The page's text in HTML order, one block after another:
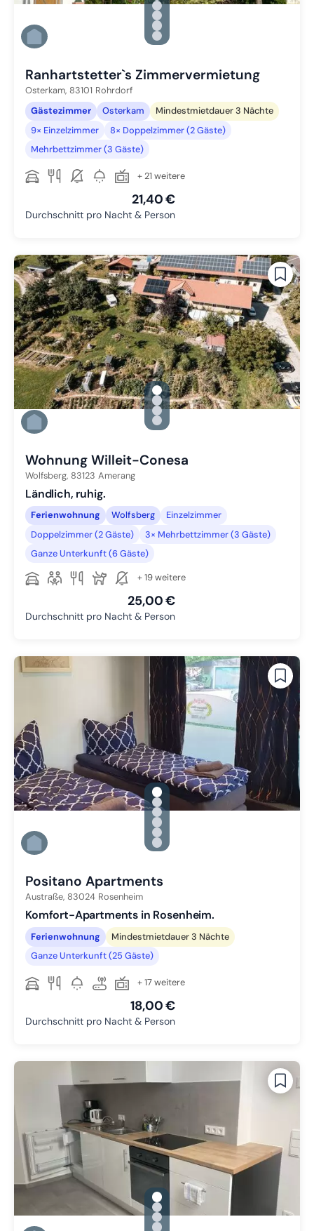
Zu Slide 2 wechseln
Zu Slide 3 wechseln
Zu Slide 4 wechseln
Zu Slide 5 wechseln
Zu Slide 6 wechseln
Ranhartstetter`s Zimmervermietung
Osterkam, 83101 Rohrdorf
Gästezimmer
Osterkam
Mindestmietdauer 3 Nächte
9× Einzelzimmer
8× Doppelzimmer (2 Gäste)
Mehrbettzimmer (3 Gäste)
+ 21 weitere
21,40 €
Durchschnitt pro Nacht & Person
gallery.slide_selector
Zu Slide 1 wechseln
Zu Slide 2 wechseln
Zu Slide 3 wechseln
Zu Slide 4 wechseln
Wohnung Willeit-Conesa
Wolfsberg, 83123 Amerang
Ländlich, ruhig.
Ferienwohnung Wolfsberg
Einzelzimmer
Doppelzimmer (2 Gäste)
3× Mehrbettzimmer (3 Gäste)
Ganze Unterkunft (6 Gäste)
+ 19 weitere
25,00 €
Durchschnitt pro Nacht & Person
gallery.slide_selector
Zu Slide 1 wechseln
Zu Slide 2 wechseln
Zu Slide 3 wechseln
Zu Slide 4 wechseln
Zu Slide 5 wechseln
Zu Slide 6 wechseln
Positano Apartments
Austraße, 83024 Rosenheim
Komfort-Apartments in Rosenheim.
Ferienwohnung
Mindestmietdauer 3 Nächte
Ganze Unterkunft (25 Gäste)
+ 17 weitere
18,00 €
Durchschnitt pro Nacht & Person
gallery.slide_selector
Zu Slide 1 wechseln
Zu Slide 2 wechseln